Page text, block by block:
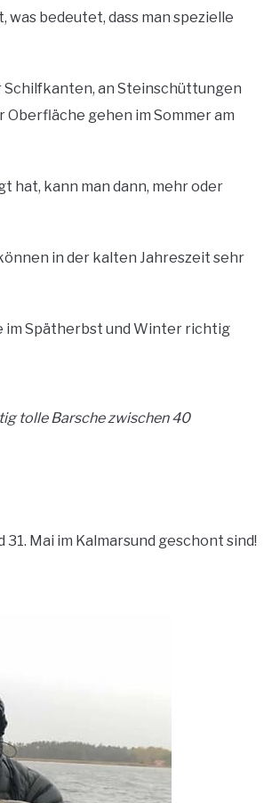
bedeutet, dass man spezielle
Schilfkanten, an Steinschüttungen
gehen im Sommer am
hat, kann man dann, mehr oder
in der kalten Jahreszeit sehr
im Spätherbst und Winter richtig
tolle Barsche zwischen 40
Mai im Kalmarsund geschont sind!